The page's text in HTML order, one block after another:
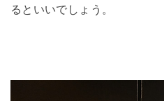
るといいでしょう。